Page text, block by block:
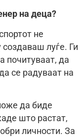
на деца?
не
луѓе. Ги
почитуваат, да
се радуваат на
да биде
што растат,
личности. За